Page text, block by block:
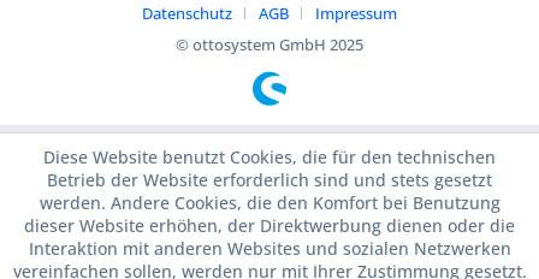
Datenschutz
AGB
Impressum
© ottosystem GmbH 2025
Diese Website benutzt Cookies, die für den technischen
Betrieb der Website erforderlich sind und stets gesetzt
werden. Andere Cookies, die den Komfort bei Benutzung
dieser Website erhöhen, der Direktwerbung dienen oder die
Interaktion mit anderen Websites und sozialen Netzwerken
vereinfachen sollen, werden nur mit Ihrer Zustimmung gesetzt.